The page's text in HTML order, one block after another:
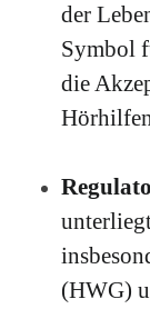
der
Symbol
die
(HWG)